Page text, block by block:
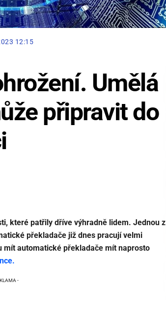
12:15
Umělá
připravit do
které patřily dříve výhradně lidem. Jednou z
překladače již dnes pracují velmi
mít automatické překladače mít naprosto